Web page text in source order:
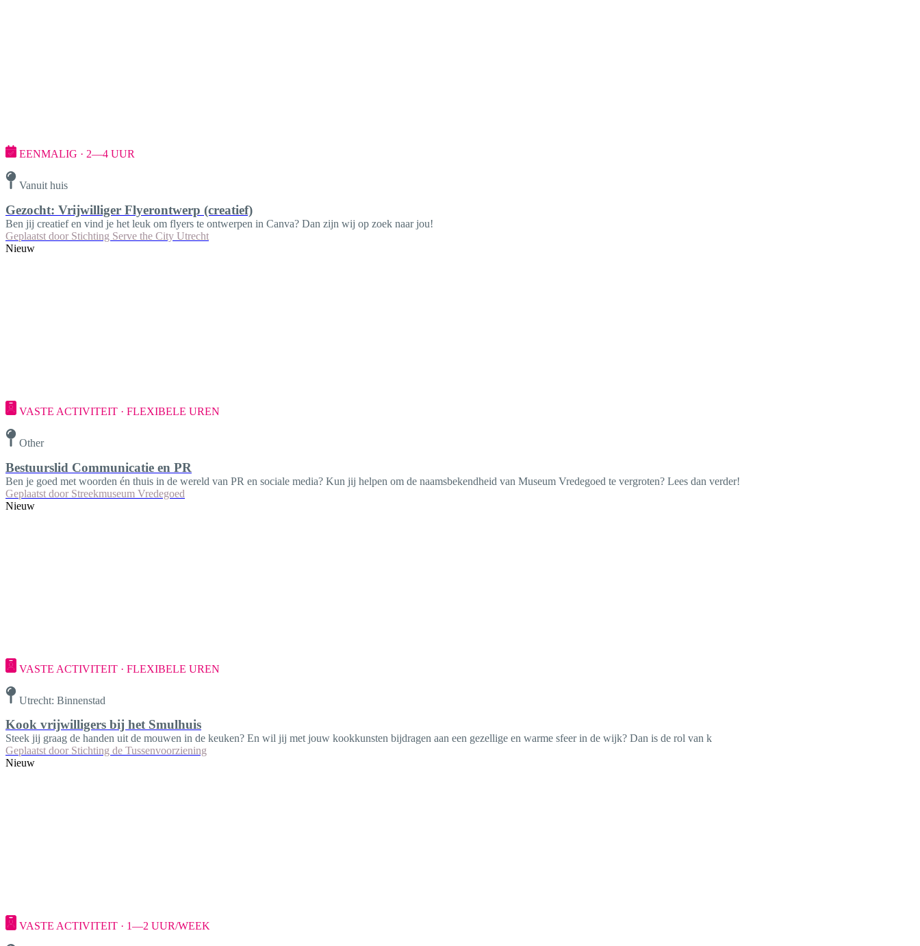
EENMALIG · 2—4 UUR
Vanuit huis
Gezocht: Vrijwilliger Flyerontwerp (creatief)
Ben jij creatief en vind je het leuk om flyers te ontwerpen in Canva? Dan zijn wij op zoek naar jou!
Geplaatst door Stichting Serve the City Utrecht
Nieuw
VASTE ACTIVITEIT · FLEXIBELE UREN
Other
Bestuurslid Communicatie en PR
Ben je goed met woorden én thuis in de wereld van PR en sociale media? Kun jij helpen om de naamsbekendheid van Museum Vredegoed te vergroten? Lees dan verder!
Geplaatst door Streekmuseum Vredegoed
Nieuw
VASTE ACTIVITEIT · FLEXIBELE UREN
Utrecht: Binnenstad
Kook vrijwilligers bij het Smulhuis
Steek jij graag de handen uit de mouwen in de keuken? En wil jij met jouw kookkunsten bijdragen aan een gezellige en warme sfeer in de wijk? Dan is de rol van k
Geplaatst door Stichting de Tussenvoorziening
Nieuw
VASTE ACTIVITEIT · 1—2 UUR/WEEK